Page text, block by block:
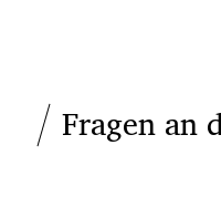
Fragen an